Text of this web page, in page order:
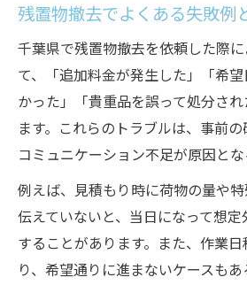
残置物撤去でよくある失敗例
千葉県で残置物撤去を依頼した際
て、「追加料金が発生した」「希
かった」「貴重品を誤って処分さ
ます。これらのトラブルは、事前
コミュニケーション不足が原因とな
例えば、見積もり時に荷物の量や
伝えていないと、当日になって想
することがあります。また、作業
り、希望通りに進まないケースも